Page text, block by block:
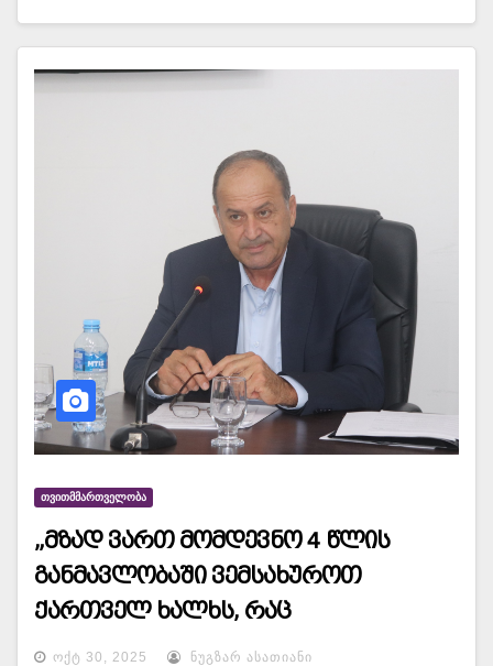
ᲗᲕᲘᲗᲛᲛᲐᲠᲗᲕᲔᲚᲝᲑᲐ
„მზად ვართ მომდევნო 4 წლის
განმავლობაში ვემსახუროთ
ქართველ ხალხს, რაც
კეთილდღეობის სწრაფად ზრდაში
ᲝᲥᲢ 30, 2025 ᲜᲣᲒᲖᲐᲠ ᲐᲡᲐᲗᲘᲐᲜᲘ